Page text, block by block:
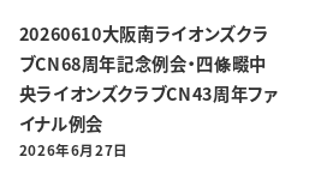
20260610大阪南ライオンズクラ
ブCN68周年記念例会・四條畷中
央ライオンズクラブCN43周年ファ
イナル例会
投稿日
2026年6月27日